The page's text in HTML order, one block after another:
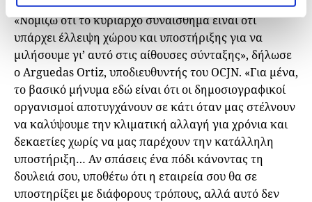
«Νομίζω ότι το κυρίαρχο συναίσθημα είναι ότι
υπάρχει έλλειψη χώρου και υποστήριξης για να
μιλήσουμε γι’ αυτό στις αίθουσες σύνταξης», δήλωσε
ο Arguedas Ortiz, υποδιευθυντής του OCJN. «Για μένα,
το βασικό μήνυμα εδώ είναι ότι οι δημοσιογραφικοί
οργανισμοί αποτυγχάνουν σε κάτι όταν μας στέλνουν
να καλύψουμε την κλιματική αλλαγή για χρόνια και
δεκαετίες χωρίς να μας παρέχουν την κατάλληλη
υποστήριξη… Αν σπάσεις ένα πόδι κάνοντας τη
δουλειά σου, υποθέτω ότι η εταιρεία σου θα σε
υποστηρίξει με διάφορους τρόπους, αλλά αυτό δεν